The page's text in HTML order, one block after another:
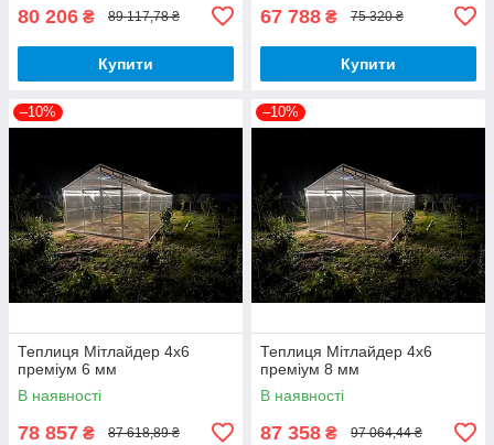
80 206 ₴ 89 117,78 ₴
Купити
67 788 ₴ 75 320 ₴
Купити
–10%
Теплиця Мітлайдер 4х6
преміум 6 мм
В наявності
78 857 ₴ 87 618,89 ₴
–10%
Теплиця Мітлайдер 4х6
преміум 8 мм
В наявності
87 358 ₴ 97 064,44 ₴